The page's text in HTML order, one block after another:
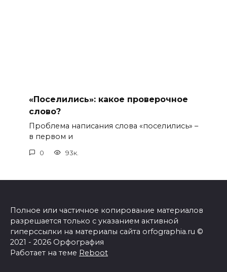
«Поселились»: какое проверочное
слово?
Проблема написания слова «поселились» –
в первом и
0 93к.
Полное или частичное копирование материалов
разрешается только с указанием активной
гиперссылки на материалы сайта orfographia.ru ©
2021 - 2026 Орфография
Работает на теме Reboot